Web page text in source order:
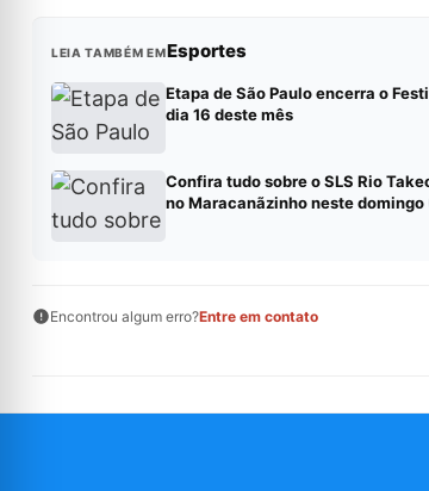
LEIA TAMBÉM EMEsportes
Etapa de São Paulo encerra o
dia 16 deste mês
Confira tudo sobre o SLS Rio
no Maracanãzinho neste domingo
Encontrou algum erro?Entre em contato